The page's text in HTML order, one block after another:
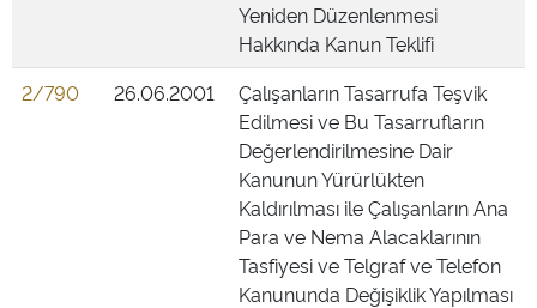
Yeniden Düzenlenmesi
Hakkında Kanun Teklifi
2/790
26.06.2001
Çalışanların Tasarrufa Teşvik
Edilmesi ve Bu Tasarrufların
Değerlendirilmesine Dair
Kanunun Yürürlükten
Kaldırılması ile Çalışanların Ana
Para ve Nema Alacaklarının
Tasfiyesi ve Telgraf ve Telefon
Kanununda Değişiklik Yapılması